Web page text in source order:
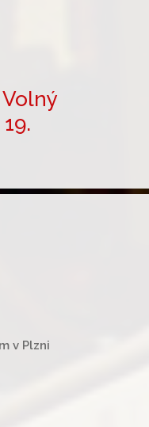
v Plzni